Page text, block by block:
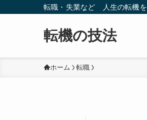
転職・失業など 人生の転機を
転機の技法
ホーム 転職